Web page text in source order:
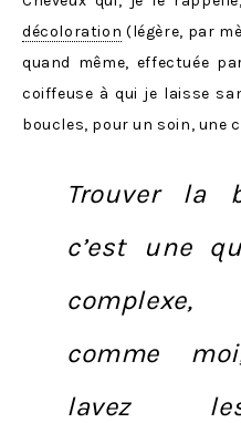
décoloration (légère, par
quand même, effectuée
coiffeuse à qui je laisse
boucles, pour un soin, une
Trouver la
c’est une
comme
lavez